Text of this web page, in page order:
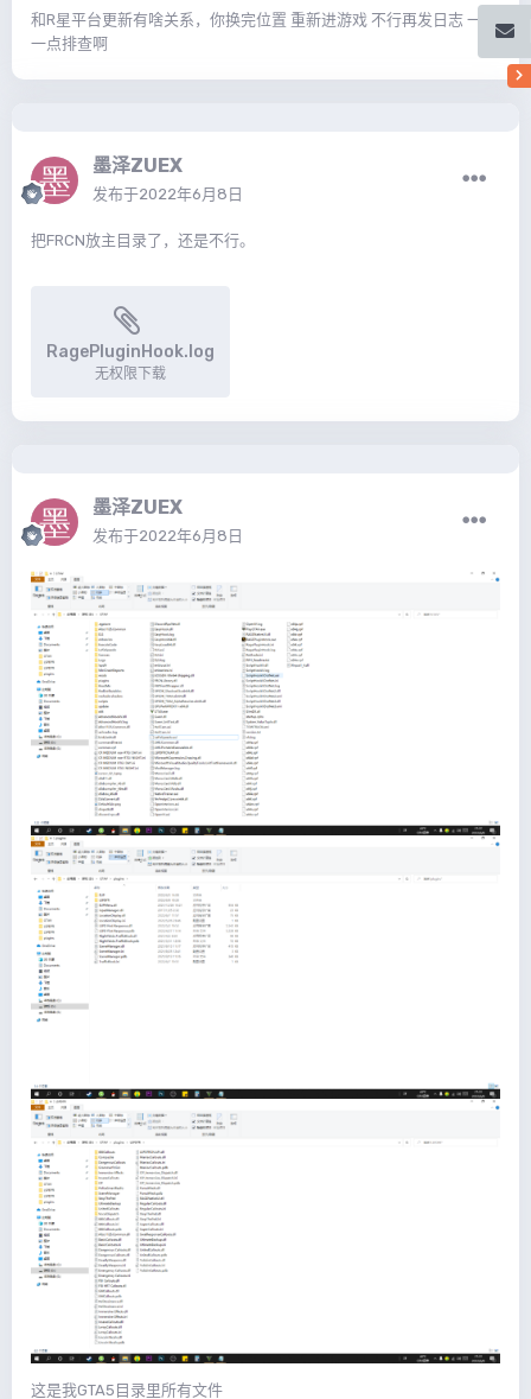
和R星平台更新有啥关系，你换完位置 重新进游戏 不行再发日志 一点
一点排查啊
墨泽ZUEX
发布于2022年6月8日
把FRCN放主目录了，还是不行。
RagePluginHook.log
无权限下载
墨泽ZUEX
发布于2022年6月8日
这是我GTA5目录里所有文件